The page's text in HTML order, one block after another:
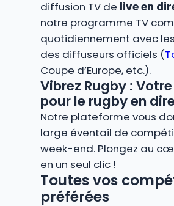
diffusion TV de live en
notre programme TV
quotidiennement avec
des diffuseurs officiels (
Coupe d’Europe, etc.).
Vibrez Rugby :
pour le rugby en
Notre plateforme vous
large éventail de
week-end. Plongez au
en un seul clic !
Toutes vos
préférées